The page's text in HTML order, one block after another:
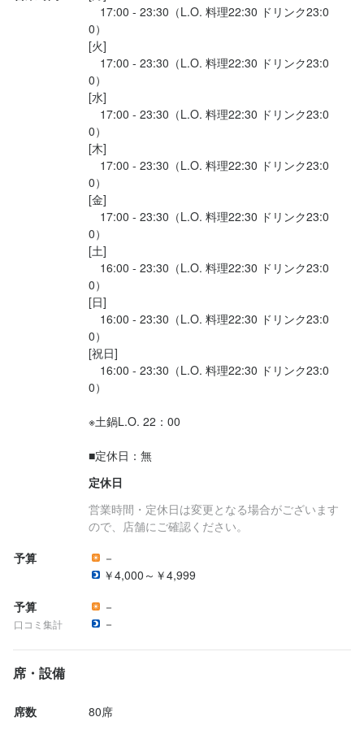
17:00 - 23:30（L.O. 料理22:30 ドリンク23:0
0）
[火]
17:00 - 23:30（L.O. 料理22:30 ドリンク23:0
0）
[水]
17:00 - 23:30（L.O. 料理22:30 ドリンク23:0
0）
[木]
17:00 - 23:30（L.O. 料理22:30 ドリンク23:0
0）
[金]
17:00 - 23:30（L.O. 料理22:30 ドリンク23:0
0）
[土]
16:00 - 23:30（L.O. 料理22:30 ドリンク23:0
0）
[日]
16:00 - 23:30（L.O. 料理22:30 ドリンク23:0
0）
[祝日]
16:00 - 23:30（L.O. 料理22:30 ドリンク23:0
0）
※土鍋L.O. 22：00
■定休日：無
定休日
営業時間・定休日は変更となる場合がございます
ので、店舗にご確認ください。
予算
－
￥4,000～￥4,999
予算
口コミ集計
－
－
席・設備
席数 80席
求める人物像
＜こんな方歓迎します＞
・安定基盤のもと、自分の好きなサービス業に専念したい方
・店舗管理、経営に興味がある方
・腰を落ち着けて働きたい
・上場企業で運営ノウハウを学びキャリア形成したい
・飲食業や調理好きな方
選考の流れ
最後までお読みいただき
ありがとうございます！
24時間受付中です！
応募後、ご登録のメールアドレスへ
面接日設定のご案内メールをお送りするので
そちらのメールよりご登録ください。
改めておかけ直していただくか、
WEBよりご応募ください！
お店の採用担当者からのメッセージ
お会いできること楽しみにしております!
店名
全席個室 じぶんどき 新潟駅前店
最後までお読みいただき
ありがとうございます！
24時間受付中です！
応募後、ご登録のメールアドレスへ
面接日設定のご案内メールをお送りするので
そちらのメールよりご登録ください。
営業時間中はお電話がつながりにくい場合がございます。
改めておかけ直していただくか、
WEBよりご応募ください！
お店の採用担当者からのメッセージ
お会いできること楽しみにしております!
全席個室 じぶんどき 新潟駅前店
株式会社第一興商 飲食事業部
最終更新日2026/03/27
歓迎スキル・経験
経験や資格は必要ございません！！
「頑張りたい」というキモチがあれば大丈夫
最初は丁寧に先輩スタッフがサポートするので
初めてで不安な方もご安心ください
・シフトは自由がいい
・社割でお得に生活したい
・バイトで青春もしたい
・オシャレなお店で働きたい
上記1つでもあってはまったら
急いで応募ボタンをクリック！
24時間受付中です！
応募後、ご登録のメールアドレスへ
そちらのメールよりご登録ください。
営業時間中はお電話がつながりにくい場合がございます。
改めておかけ直していただくか、
WEBよりご応募ください！
お店の採用担当者からのメッセージ
最後までお読みいただきありがとうございます！
「頑張りたい」というキモチがあれば大丈夫
最初は丁寧に先輩スタッフがサポートするので
初めてで不安な方もご安心ください
・シフトは自由がいい
・社割でお得に生活したい
・バイトで青春もしたい
・オシャレなお店で働きたい
上記1つでもあってはまったら
急いで応募ボタンをクリック！
24時間受付中です！
応募後、ご登録のメールアドレスへ
面接日設定のご案内メールをお送りするので
そちらのメールよりご登録ください。
営業時間中はお電話がつながりにくい場合がございます。
改めておかけ直していただくか、
お店の採用担当者からのメッセージ
最後までお読みいただきありがとうございます！
お会いできること楽しみにしております。
店名